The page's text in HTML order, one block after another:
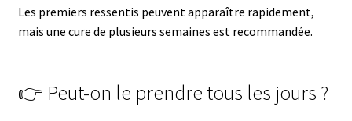
Les premiers ressentis peuvent apparaître rapidement,
mais une cure de plusieurs semaines est recommandée.
👉 Peut-on le prendre tous les jours ?